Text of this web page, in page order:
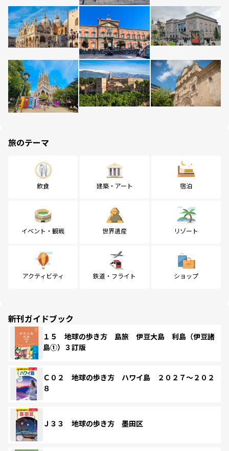
旅のテーマ
飲食 建築・アート 宿泊
イベント・観戦 世界遺産 リゾート
アクティビティ 鉄道・フライト ショップ
新刊ガイドブック
１５ 地球の歩き方 島旅 伊豆大島 利島（伊豆諸
島①）３訂版
Ｃ０２ 地球の歩き方 ハワイ島 ２０２７～２０２
８
Ｊ３３ 地球の歩き方 墨田区